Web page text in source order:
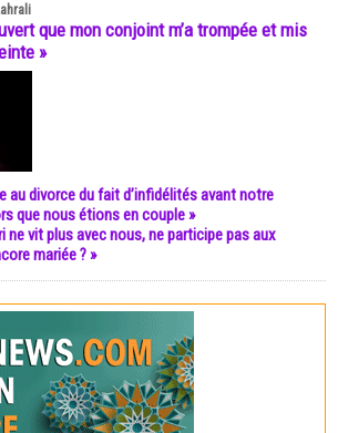
que mon conjoint m’a trompée et mis
»
au divorce du fait d’infidélités avant notre
que nous étions en couple »
ne vit plus avec nous, ne participe pas aux
mariée ? »